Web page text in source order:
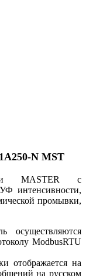
N MST
MASTER с
интенсивности,
промывки,
осуществляются
ModbusRTU
отображается на
на русском